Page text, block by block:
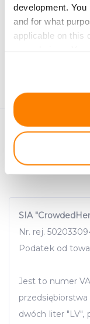
development.
and for what
applicable on this
If you allow, we
location
Identify
We use cookies
traffic data,
Dane osobowe
przez
SIA
Nr. rej.
Podatek od
Jest to numer
przedsiębiorstwa
dwóch liter "LV",